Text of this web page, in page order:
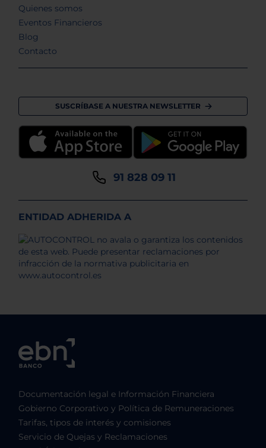
Quienes somos
Eventos Financieros
Blog
Contacto
SUSCRÍBASE A NUESTRA NEWSLETTER
91 828 09 11
ENTIDAD ADHERIDA A
Documentación legal e Información Financiera
Gobierno Corporativo y Política de Remuneraciones
Tarifas, tipos de interés y comisiones
Servicio de Quejas y Reclamaciones